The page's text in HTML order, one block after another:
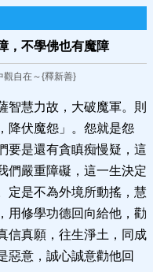
，不學佛​也有魔障
觀自在～{釋新善}
智慧力故，大破魔軍。則
降伏魔怨」。怨就是怨
要是還有貪瞋痴慢疑，這
們嚴重障礙，這一生決定
定是不為外境所動搖，慧
用修學功德回向給他，勸
信真願，往生淨土，同成
惡意，誠心誠意勸他回